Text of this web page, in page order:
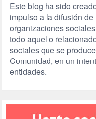
Este blog ha sido
impulso a la difusión
organizaciones
todo aquello
sociales que se
Comunidad, en un
entidades.